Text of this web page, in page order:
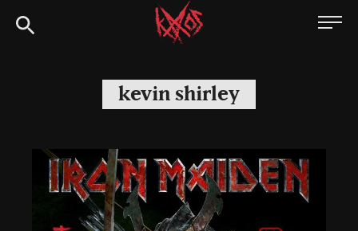
Siirry
suoraan
Kaaoszine
kevin shirley